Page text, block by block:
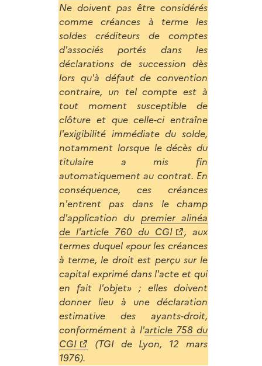
Ne doivent pas être considérés
comme créances à terme les
soldes créditeurs de comptes
d'associés portés dans les
déclarations de succession dès
lors qu'à défaut de convention
contraire, un tel compte est à
tout moment susceptible de
clôture et que celle-ci entraîne
l'exigibilité immédiate du solde,
notamment lorsque le décès du
titulaire a mis fin
automatiquement au contrat. En
conséquence, ces créances
n'entrent pas dans le champ
d'application du premier alinéa
de l'article 760 du CGI
, aux
termes duquel «pour les créances
à terme, le droit est perçu sur le
capital exprimé dans l'acte et qui
en fait l'objet» ; elles doivent
donner lieu à une déclaration
estimative des ayants-droit,
conformément à l'article 758 du
CGI
(TGI de Lyon, 12 mars
1976).